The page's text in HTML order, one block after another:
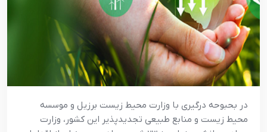
در بحبوحه درگيري با وزارت محيط زيست برزيل و موسسه
محيط زيست و منابع طبيعي تجديدپذير اين کشور، وزارت